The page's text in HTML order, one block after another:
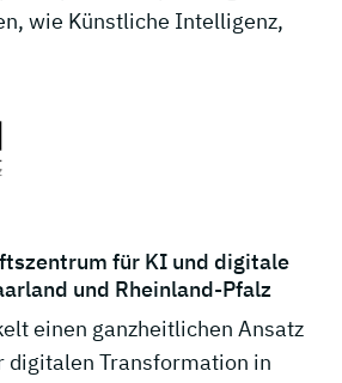
wie Künstliche Intelligenz,
für KI und digitale
und Rheinland-Pfalz
einen ganzheitlichen Ansatz
digitalen Transformation in